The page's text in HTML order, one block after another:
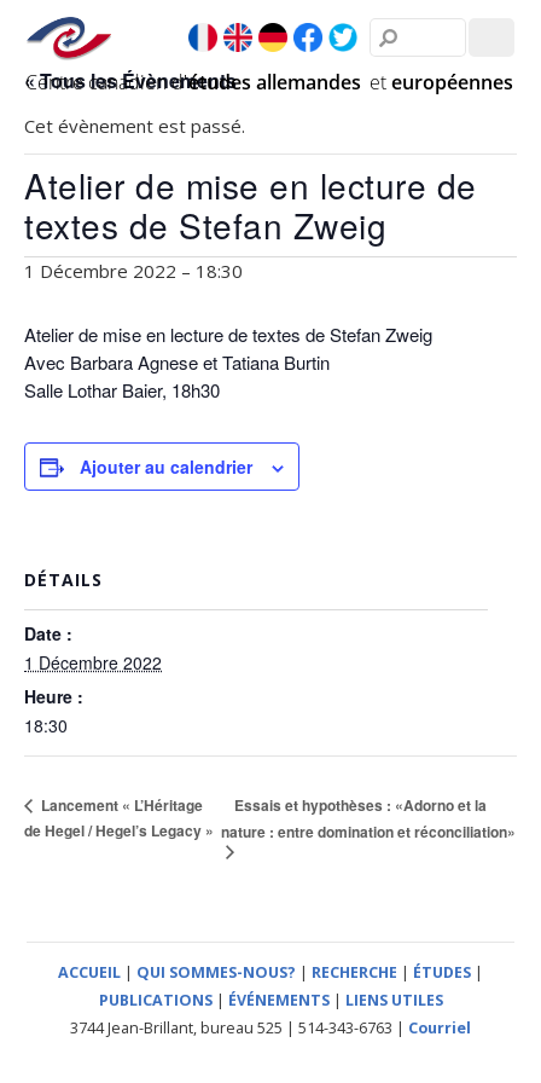
« Tous les Évènements
Cet évènement est passé.
Atelier de mise en lecture de
textes de Stefan Zweig
1 Décembre 2022 – 18:30
Atelier de mise en lecture de textes de Stefan Zweig
Avec Barbara Agnese et Tatiana Burtin
Salle Lothar Baier, 18h30
Ajouter au calendrier
DÉTAILS
Date :
1 Décembre 2022
Heure :
18:30
Lancement « L’Héritage
de Hegel / Hegel’s Legacy »
Essais et hypothèses : «Adorno et la
nature : entre domination et réconciliation»
ACCUEIL | QUI SOMMES-NOUS? | RECHERCHE | ÉTUDES |
PUBLICATIONS| ÉVÉNEMENTS| LIENS UTILES
3744 Jean-Brillant, bureau 525 | 514-343-6763 | Courriel